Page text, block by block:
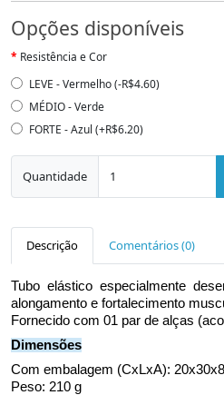
Opções disponíveis
Resistência e Cor
LEVE - Vermelho (-R$4.60)
MÉDIO - Verde
FORTE - Azul (+R$6.20)
Quantidade
Descrição Comentários (0)
Tubo elástico especialmente
alongamento e fortalecimento
Fornecido com 01 par de alças
Dimensões
Com embalagem (CxLxA):
Peso: 210 g